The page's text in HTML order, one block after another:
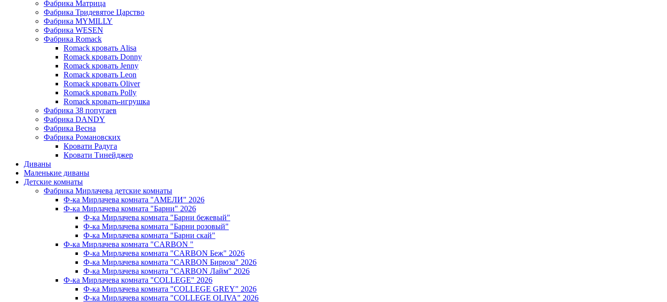
Фабрика Матрица
Фабрика Тридевятое Царство
Фабрика MYMILLY
Фабрика WESEN
Фабрика Romack
Romack кровать Alisa
Romack кровать Donny
Romack кровать Jenny
Romack кровать Leon
Romack кровать Oliver
Romack кровать Polly
Romack кровать-игрушка
Фабрика 38 попугаев
Фабрика DАNDY
Фабрика Весна
Фабрика Романовских
Кровати Радуга
Кровати Тинейджер
Диваны
Маленькие диваны
Детские комнаты
Фабрика Мирлачева детские комнаты
Ф-ка Мирлачева комната "АМЕЛИ" 2026
Ф-ка Мирлачева комната "Барни" 2026
Ф-ка Мирлачева комната "Барни бежевый"
Ф-ка Мирлачева комната "Барни розовый"
Ф-ка Мирлачева комната "Барни скай"
Ф-ка Мирлачева комната "CARBON "
Ф-ка Мирлачева комната "CARBON Беж" 2026
Ф-ка Мирлачева комната "CARBON Бирюза" 2026
Ф-ка Мирлачева комната "CARBON Лайм" 2026
Ф-ка Мирлачева комната "COLLEGE" 2026
Ф-ка Мирлачева комната "COLLEGE GREY" 2026
Ф-ка Мирлачева комната "COLLEGE OLIVA" 2026